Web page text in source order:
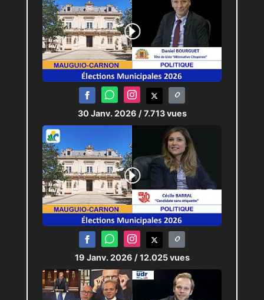
30 Janv. 2026 / 7.713 vues
19 Janv. 2026 / 12.025 vues